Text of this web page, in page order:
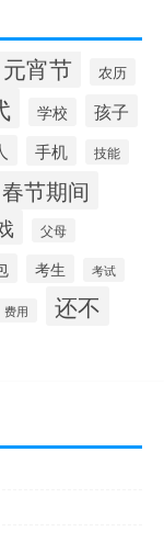
元宵节 农历
学校 孩子
手机 技能
春节期间
父母
考生 考试
费用 还不